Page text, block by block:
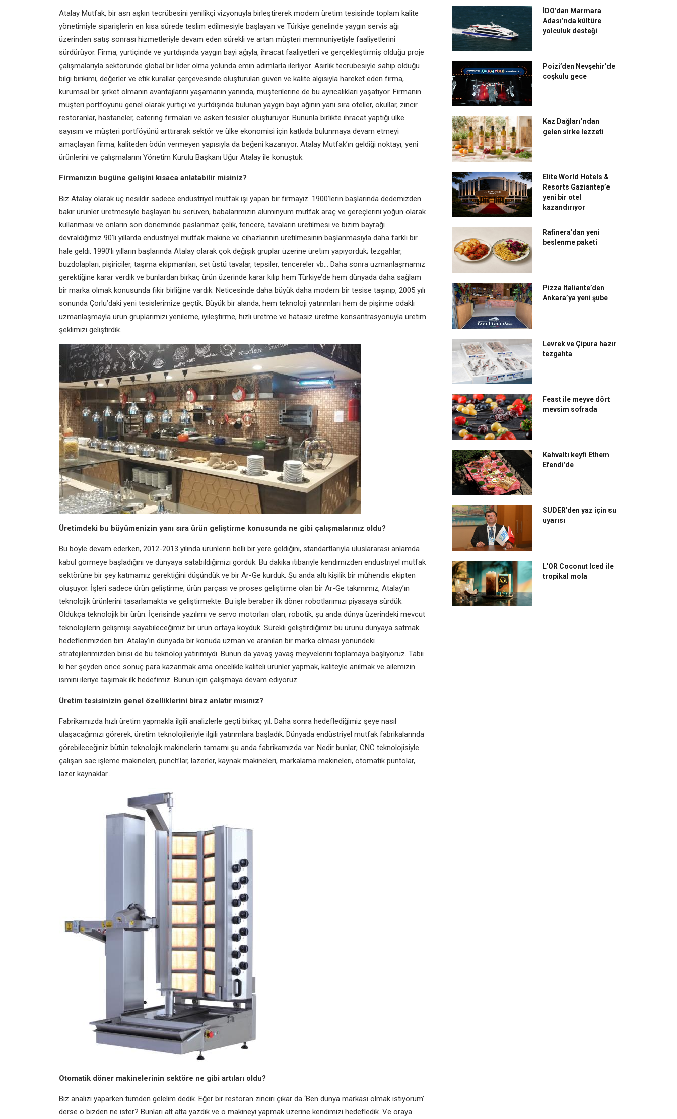
Atalay Mutfak, bir asrı aşkın tecrübesini yenilikçi vizyonuyla birleştirerek modern üretim tesisinde toplam kalite
yönetimiyle siparişlerin en kısa sürede teslim edilmesiyle başlayan ve Türkiye genelinde yaygın servis ağı
üzerinden satış sonrası hizmetleriyle devam eden sürekli ve artan müşteri memnuniyetiyle faaliyetlerini
sürdürüyor. Firma, yurtiçinde ve yurtdışında yaygın bayi ağıyla, ihracat faaliyetleri ve gerçekleştirmiş olduğu proje
çalışmalarıyla sektöründe global bir lider olma yolunda emin adımlarla ilerliyor. Asırlık tecrübesiyle sahip olduğu
bilgi birikimi, değerler ve etik kurallar çerçevesinde oluşturulan güven ve kalite algısıyla hareket eden firma,
kurumsal bir şirket olmanın avantajlarını yaşamanın yanında, müşterilerine de bu ayrıcalıkları yaşatıyor. Firmanın
müşteri portföyünü genel olarak yurtiçi ve yurtdışında bulunan yaygın bayi ağının yanı sıra oteller, okullar, zincir
restoranlar, hastaneler, catering firmaları ve askeri tesisler oluşturuyor. Bununla birlikte ihracat yaptığı ülke
sayısını ve müşteri portföyünü arttırarak sektör ve ülke ekonomisi için katkıda bulunmaya devam etmeyi
amaçlayan firma, kaliteden ödün vermeyen yapısıyla da beğeni kazanıyor. Atalay Mutfak’ın geldiği noktayı, yeni
ürünlerini ve çalışmalarını Yönetim Kurulu Başkanı Uğur Atalay ile konuştuk.
Firmanızın bugüne gelişini kısaca anlatabilir misiniz?
Biz Atalay olarak üç nesildir sadece endüstriyel mutfak işi yapan bir firmayız. 1900’lerin başlarında dedemizden
bakır ürünler üretmesiyle başlayan bu serüven, babalarımızın alüminyum mutfak araç ve gereçlerini yoğun olarak
kullanması ve onların son döneminde paslanmaz çelik, tencere, tavaların üretilmesi ve bizim bayrağı
devraldığımız 90’lı yıllarda endüstriyel mutfak makine ve cihazlarının üretilmesinin başlanmasıyla daha farklı bir
hale geldi. 1990’lı yılların başlarında Atalay olarak çok değişik gruplar üzerine üretim yapıyorduk; tezgahlar,
buzdolapları, pişiriciler, taşıma ekipmanları, set üstü tavalar, tepsiler, tencereler vb… Daha sonra uzmanlaşmamız
gerektiğine karar verdik ve bunlardan birkaç ürün üzerinde karar kılıp hem Türkiye’de hem dünyada daha sağlam
bir marka olmak konusunda fikir birliğine vardık. Neticesinde daha büyük daha modern bir tesise taşınıp, 2005 yılı
sonunda Çorlu’daki yeni tesislerimize geçtik. Büyük bir alanda, hem teknoloji yatırımları hem de pişirme odaklı
uzmanlaşmayla ürün gruplarımızı yenileme, iyileştirme, hızlı üretme ve hatasız üretme konsantrasyonuyla üretim
şeklimizi geliştirdik.
Üretimdeki bu büyümenizin yanı sıra ürün geliştirme konusunda ne gibi çalışmalarınız oldu?
Bu böyle devam ederken, 2012-2013 yılında ürünlerin belli bir yere geldiğini, standartlarıyla uluslararası anlamda
kabul görmeye başladığını ve dünyaya satabildiğimizi gördük. Bu dakika itibariyle kendimizden endüstriyel mutfak
sektörüne bir şey katmamız gerektiğini düşündük ve bir Ar-Ge kurduk. Şu anda altı kişilik bir mühendis ekipten
oluşuyor. İşleri sadece ürün geliştirme, ürün parçası ve proses geliştirme olan bir Ar-Ge takımımız, Atalay’ın
teknolojik ürünlerini tasarlamakta ve geliştirmekte. Bu işle beraber ilk döner robotlarımızı piyasaya sürdük.
Oldukça teknolojik bir ürün. İçerisinde yazılımı ve servo motorları olan, robotik, şu anda dünya üzerindeki mevcut
teknolojilerin gelişmişi sayabileceğimiz bir ürün ortaya koyduk. Sürekli geliştirdiğimiz bu ürünü dünyaya satmak
hedeflerimizden biri. Atalay’ın dünyada bir konuda uzman ve aranılan bir marka olması yönündeki
stratejilerimizden birisi de bu teknoloji yatırımıydı. Bunun da yavaş yavaş meyvelerini toplamaya başlıyoruz. Tabii
ki her şeyden önce sonuç para kazanmak ama öncelikle kaliteli ürünler yapmak, kaliteyle anılmak ve ailemizin
ismini ileriye taşımak ilk hedefimiz. Bunun için çalışmaya devam ediyoruz.
Üretim tesisinizin genel özelliklerini biraz anlatır mısınız?
Fabrikamızda hızlı üretim yapmakla ilgili analizlerle geçti birkaç yıl. Daha sonra hedeflediğimiz şeye nasıl
ulaşacağımızı görerek, üretim teknolojileriyle ilgili yatırımlara başladık. Dünyada endüstriyel mutfak fabrikalarında
görebileceğiniz bütün teknolojik makinelerin tamamı şu anda fabrikamızda var. Nedir bunlar; CNC teknolojisiyle
çalışan sac işleme makineleri, punch’lar, lazerler, kaynak makineleri, markalama makineleri, otomatik puntolar,
lazer kaynaklar…
Otomatik döner makinelerinin sektöre ne gibi artıları oldu?
Biz analizi yaparken tümden gelelim dedik. Eğer bir restoran zinciri çıkar da ‘Ben dünya markası olmak istiyorum’
derse o bizden ne ister? Bunları alt alta yazdık ve o makineyi yapmak üzerine kendimizi hedefledik. Ve oraya
İDO’dan Marmara
Adası’nda kültüre
yolculuk desteği
Poizi’den Nevşehir’de
coşkulu gece
Kaz Dağları’ndan
gelen sirke lezzeti
Elite World Hotels &
Resorts Gaziantep’e
yeni bir otel
kazandırıyor
Rafinera’dan yeni
beslenme paketi
Pizza Italiante’den
Ankara’ya yeni şube
Levrek ve Çipura hazır
tezgahta
Feast ile meyve dört
mevsim sofrada
Kahvaltı keyfi Ethem
Efendi’de
SUDER'den yaz için su
uyarısı
L'OR Coconut Iced ile
tropikal mola